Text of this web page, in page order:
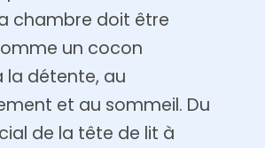
chambre doit être
un cocon
la détente, au
et au sommeil. Du
de la tête de lit à